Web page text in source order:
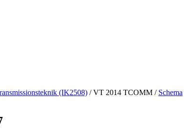
(IK2508) /VT 2014 TCOMM / Schema